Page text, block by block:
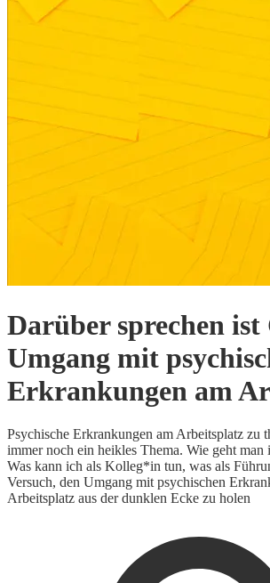
Darüber sprechen ist
Umgang mit
Erkrankungen am
Psychische Erkrankungen am Arbeitsplatz zu
immer noch ein heikles Thema. Wie geht man
Was kann ich als Kolleg*in tun, was als
Versuch, den Umgang mit psychischen
Arbeitsplatz aus der dunklen Ecke zu holen